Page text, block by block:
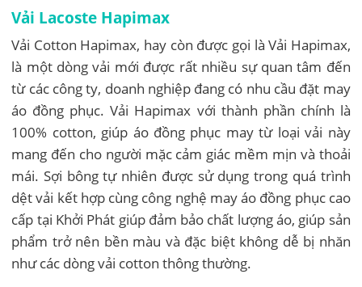
Vải Lacoste Hapimax
Vải Cotton Hapimax, hay còn được gọi là Vải Hapimax,
là một dòng vải mới được rất nhiều sự quan tâm đến
từ các công ty, doanh nghiệp đang có nhu cầu đặt may
áo đồng phục. Vải Hapimax với thành phần chính là
100% cotton, giúp áo đồng phục may từ loại vải này
mang đến cho người mặc cảm giác mềm mịn và thoải
mái. Sợi bông tự nhiên được sử dụng trong quá trình
dệt vải kết hợp cùng công nghệ may áo đồng phục cao
cấp tại Khởi Phát giúp đảm bảo chất lượng áo, giúp sản
phẩm trở nên bền màu và đặc biệt không dễ bị nhăn
như các dòng vải cotton thông thường.